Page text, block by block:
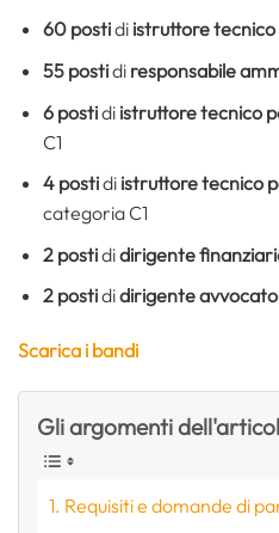
60 postidi istruttore
55 postidi responsabile
6 postidi istruttore tecnico
C1
4 postidi istruttore tecnico
categoria C1
2 postididirigente
2 postididirigente avvocato
Scarica i bandi
Gli argomenti
Requisiti e domande di